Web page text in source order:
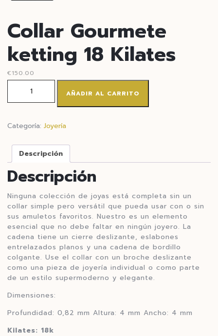
Collar Gourmete
ketting 18 Kilates
€150.00
AÑADIR AL CARRITO
Categoría: Joyería
Descripción
Descripción
Ninguna colección de joyas está completa sin un
collar simple pero versátil que pueda usar con o sin
sus amuletos favoritos. Nuestro es un elemento
esencial que no debe faltar en ningún joyero. La
cadena tiene un cierre deslizante, eslabones
entrelazados planos y una cadena de bordillo
colgante. Use el collar con un broche deslizante
como una pieza de joyería individual o como parte
de un estilo supermoderno y elegante.
Dimensiones:
Profundidad: 0,82 mm Altura: 4 mm Ancho: 4 mm
Kilates: 18k